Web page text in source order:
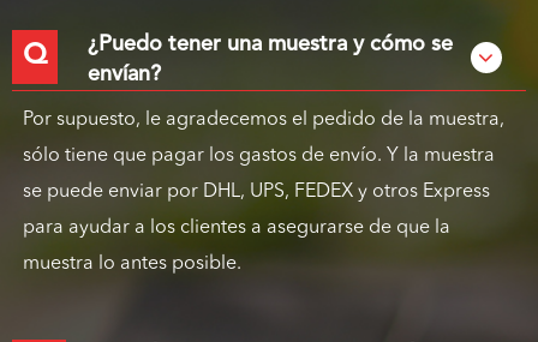
Q
¿Puedo tener una muestra y cómo se
envían?
Por supuesto, le agradecemos el pedido de la muestra,
sólo tiene que pagar los gastos de envío. Y la muestra
se puede enviar por DHL, UPS, FEDEX y otros Express
para ayudar a los clientes a asegurarse de que la
muestra lo antes posible.